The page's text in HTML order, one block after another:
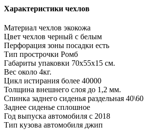
Характеристики чехлов
Материал чехлов экокожа
Цвет чехлов черный с белым
Перфорация зоны посадки есть
Тип прострочки Ромб
Габариты упаковки 70х55х15 см.
Вес около 4кг.
Цикл истирания более 40000
Толщина внешнего слоя до 1,2 мм.
Спинка заднего сиденья раздельная 40\60
Заднее сиденье сплошное
Год выпуска автомобиля с 2018
Тип кузова автомобиля джип